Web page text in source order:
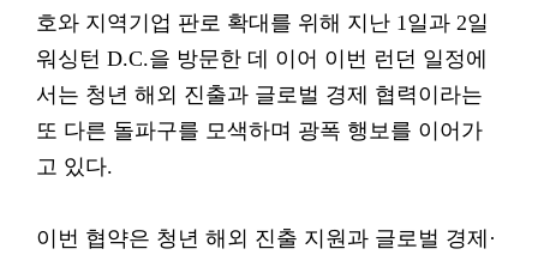
호와 지역기업 판로 확대를 위해 지난 1일과 2일
워싱턴 D.C.을 방문한 데 이어 이번 런던 일정에
서는 청년 해외 진출과 글로벌 경제 협력이라는
또 다른 돌파구를 모색하며 광폭 행보를 이어가
고 있다.
이번 협약은 청년 해외 진출 지원과 글로벌 경제·